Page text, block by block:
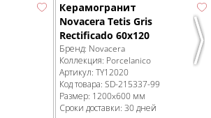
Керамогранит
Novacera Tetis Gris
Rectificado 60x120
Бренд: Novacera
Коллекция: Porcelanico
Артикул: TY12020
Код товара: SD-215337-99
Размер: 1200x600 мм
Сроки доставки: 30 дней